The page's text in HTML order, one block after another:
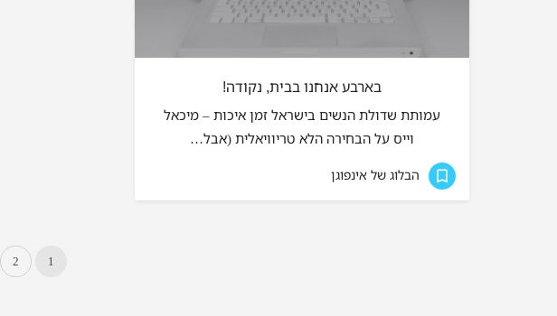
בארבע אנחנו בבית, נקודה!
עמותת שדולת הנשים בישראל זמן איכות – מיכאל
וייס על הבחירה הלא טריוויאלית (אבל…
הבלוג של אינפוגן
1
2